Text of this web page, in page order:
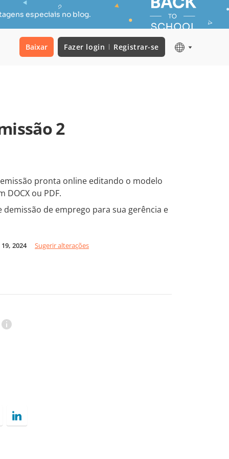
especiais no blog.
Baixar Fazer login Registrar-se
2
pronta online editando o modelo
DOCX ou PDF.
de emprego para sua gerência e
2024 Sugerir alterações